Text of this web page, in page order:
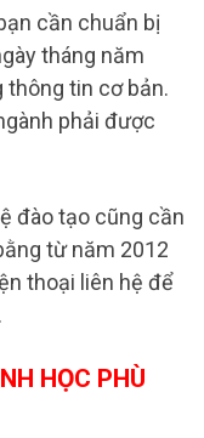
cần chuẩn bị
tháng năm
thông tin cơ bản.
phải được
đào tạo cũng cần
từ năm 2012
thoại liên hệ để
HỌC PHÙ